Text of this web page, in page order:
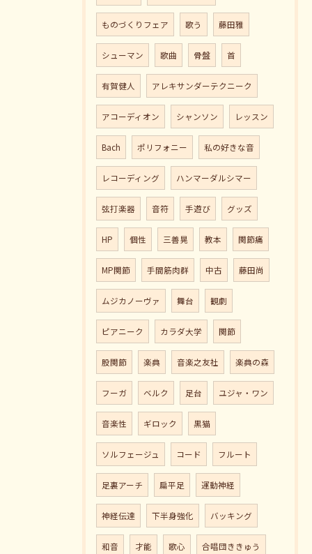
ものづくりフェア 歌う 藤田雅
シューマン 歌曲 骨盤 首
有賀健人 アレキサンダーテクニーク
アコーディオン シャンソン レッスン
Bach ポリフォニー 私の好きな音
レコーディング ハンマーダルシマー
弦打楽器 音符 手遊び グッズ
HP 個性 三善晃 教本 関節痛
MP関節 手間筋肉群 中古 藤田尚
ムジカノーヴァ 舞台 観劇
ピアニーク カラダ大学 関節
股関節 楽典 音楽之友社 楽典の森
フーガ ベルク 足台 ユジャ・ワン
音楽性 ギロック 黒猫
ソルフェージュ コード フルート
足裏アーチ 扁平足 運動神経
神経伝達 下半身強化 バッキング
和音 才能 歌心 合唱団ききゅう